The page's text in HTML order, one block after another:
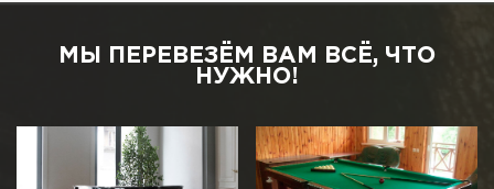
МЫ ПЕРЕВЕЗЁМ ВАМ ВСЁ, ЧТО
НУЖНО!